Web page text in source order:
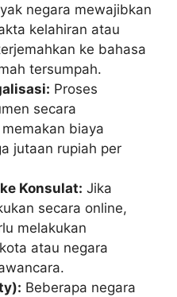
negara mewajibkan
kelahiran atau
ke bahasa
tersumpah.
Proses
secara
biaya
jutaan rupiah per
Konsulat: Jika
secara online,
melakukan
atau negara
Beberapa negara